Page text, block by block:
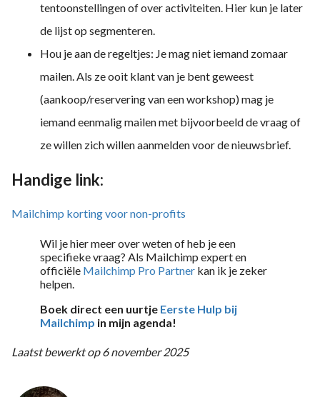
tentoonstellingen of over activiteiten. Hier kun je later
de lijst op segmenteren.
Hou je aan de regeltjes: Je mag niet iemand zomaar
mailen. Als ze ooit klant van je bent geweest
(aankoop/reservering van een workshop) mag je
iemand eenmalig mailen met bijvoorbeeld de vraag of
ze willen zich willen aanmelden voor de nieuwsbrief.
Handige link:
Mailchimp korting voor non-profits
Wil je hier meer over weten of heb je een
specifieke vraag? Als Mailchimp expert en
officiële Mailchimp Pro Partner kan ik je zeker
helpen.
Boek direct een uurtje Eerste Hulp bij
Mailchimp in mijn agenda!
Laatst bewerkt op 6 november 2025